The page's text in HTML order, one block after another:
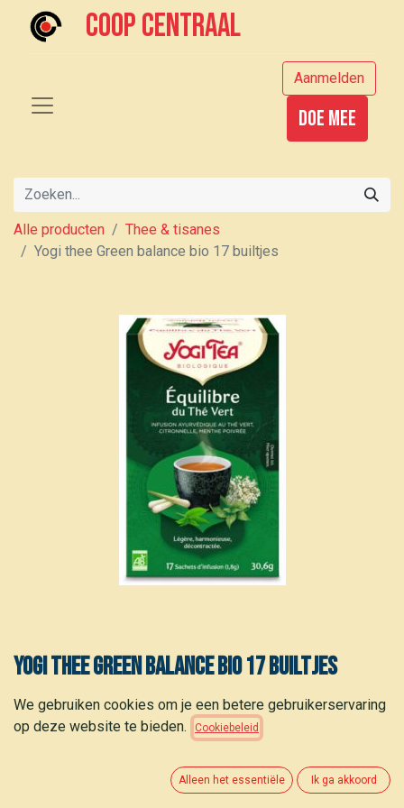
Coop centraal
Aanmelden
Doe mee
Alle producten
Thee & tisanes
Yogi thee Green balance bio 17 builtjes
Yogi thee Green balance bio 17 builtjes
3,15€ (0,19€ /builtje)
We gebruiken cookies om je een betere gebruikerservaring
op deze website te bieden.
Cookiebeleid
Alleen het essentiële Ik ga akkoord